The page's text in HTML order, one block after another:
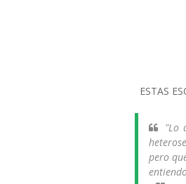
ESTAS
"Lo
pero